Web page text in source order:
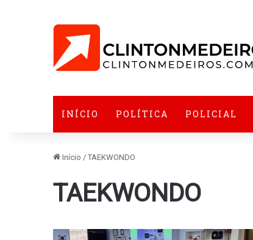
INÍCIO POLÍTICA POLICIAL
Início / TAEKWONDO
TAEKWONDO